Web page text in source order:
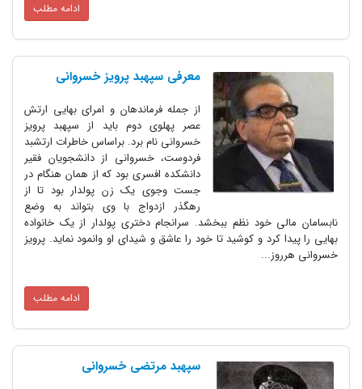
معرفی سپهبد پرویز خسروانی
از جمله فرماندهان و امرای بهایی ارتش
عصر پهلوی دوم باید از سپهبد پرویز
خسروانی نام برد. براساس خاطرات ارتشبد
فردوست، خسروانی از دانشجویان فقیر
دانشکده افسری بود که از همان هنگام در
جست وجوی یک زن پولدار بود تا از
رهگذر ازدواج با وی بتواند به وضع
خود نظم ببخشد. سرانجام دختری پولدار از یک خانواده
و کوشید تا خود را عاشق و شیدای او وانمود نماید. پرویز
سپهبد مرتضی خسروانی